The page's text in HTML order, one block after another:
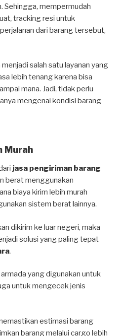
Sehingga, mempermudah
tracking resi untuk
dari barang tersebut,
salah satu layanan yang
lebih tenang karena bisa
mana. Jadi, tidak perlu
mengenai kondisi barang
Murah
jasa pengiriman barang
berat menggunakan
biaya kirim lebih murah
sistem berat lainnya.
dikirim ke luar negeri, maka
solusi yang paling tepat
.
yang digunakan untuk
untuk mengecek jenis
estimasi barang
barang melalui cargo lebih